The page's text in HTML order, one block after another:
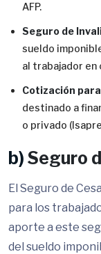
AFP.
Seguro de
sueldo
al trabajador en
Cotización
destinado a
o privado
b) Seguro
El Seguro de
para los
aporte a este
del sueldo